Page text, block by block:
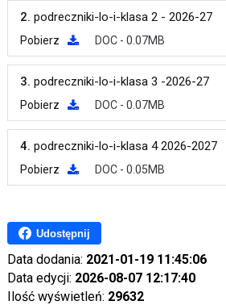
2. podreczniki-lo-i-klasa 2 - 2026-27
Pobierz DOC - 0.07MB
3. podreczniki-lo-i-klasa 3 -2026-27
Pobierz DOC - 0.07MB
4. podreczniki-lo-i-klasa 4 2026-2027
Pobierz DOC - 0.05MB
Udostępnij
Data dodania: 2021-01-19 11:45:06
Data edycji: 2026-08-07 12:17:40
Ilość wyświetleń: 29632